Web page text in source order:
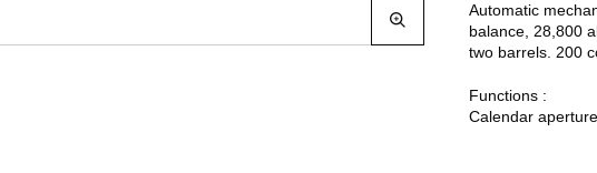
Automatic
balance, 28,800
two barrels. 200
Functions :
Calendar